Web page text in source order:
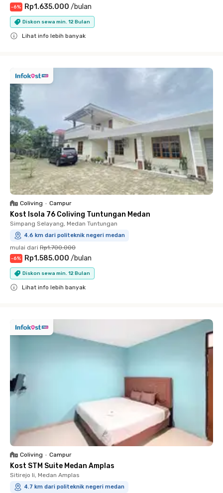
-6% Rp1.635.000 /bulan
Diskon sewa min. 12 Bulan
Lihat info lebih banyak
Coliving • Campur
Kost Isola 76 Coliving Tuntungan Medan
Simpang Selayang, Medan Tuntungan
4.6 km dari politeknik negeri medan
mulai dari Rp1.700.000
-6% Rp1.585.000 /bulan
Diskon sewa min. 12 Bulan
Lihat info lebih banyak
Coliving • Campur
Kost STM Suite Medan Amplas
Sitirejo Ii, Medan Amplas
4.7 km dari politeknik negeri medan